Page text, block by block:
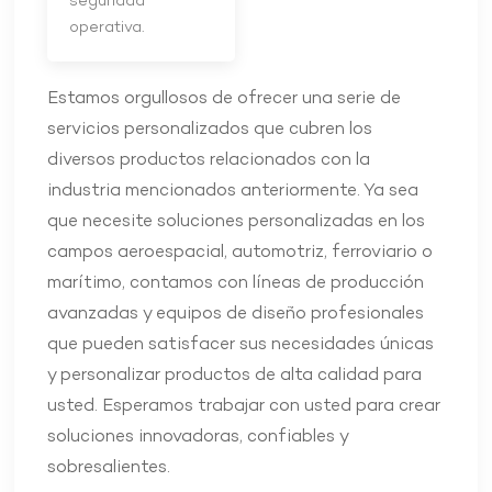
operativa.
Estamos orgullosos de ofrecer una serie de
servicios personalizados que cubren los
diversos productos relacionados con la
industria mencionados anteriormente. Ya sea
que necesite soluciones personalizadas en los
campos aeroespacial, automotriz, ferroviario o
marítimo, contamos con líneas de producción
avanzadas y equipos de diseño profesionales
que pueden satisfacer sus necesidades únicas
y personalizar productos de alta calidad para
usted. Esperamos trabajar con usted para crear
soluciones innovadoras, confiables y
sobresalientes.